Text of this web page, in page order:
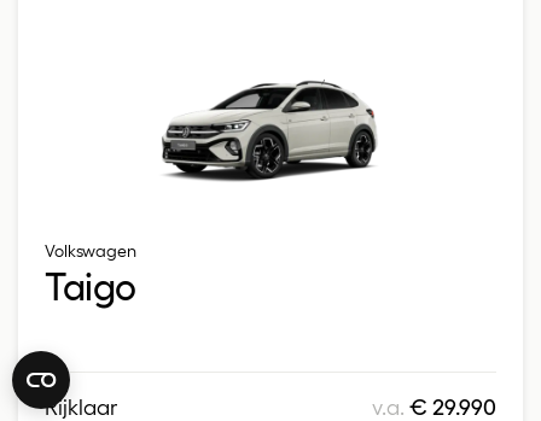
Volkswagen
Taigo
Rijklaar v.a.€ 29.990